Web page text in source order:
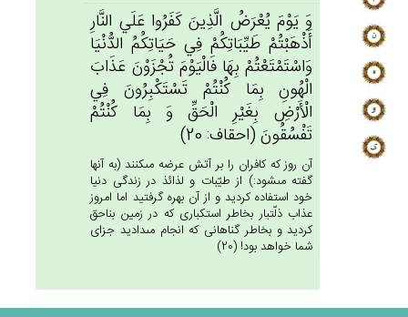
وَ يَوْم‌َ يُعْرَض‌ُ الَّذِين‌َ كَفَرُوا عَلَي‌ النَّارِ
أَذْهَبْتُم‌ْ طَيِّبَاتِكُم‌ْ فِي‌ حَيَاتِكُم‌ُ الدُّنْيَا
وَاسْتَمْتَعْتُمْ‌ بِهَا فَالْيَوْم‌َ تُجْزَوْن‌َ عَذَاب‌َ
الْهُون‌ِ بِمَا كُنْتُم‌ْ تَسْتَكْبِرُون‌َ فِي‌
الْأَرْض‌ِ بِغَيْرِ الْحَق‌ِّ وَ بِمَا كُنْتُم‌ْ
تَفْسُقُون‌َ (احقاف: 20)
آن روز كه كافران را بر آتش عرضه مى‏كنند (به آنها
گفته مى‏شود:) از طيّبات و لذائذ در زندگى دنيا
خود استفاده كرديد و از آن بهره گرفتيد اما امروز
عذاب ذلّت‏بار بخاطر استكبارى كه در زمين بناحق
كرديد و بخاطر گناهانى كه انجام مى‏داديد جزاى
شما خواهد بود! (20)